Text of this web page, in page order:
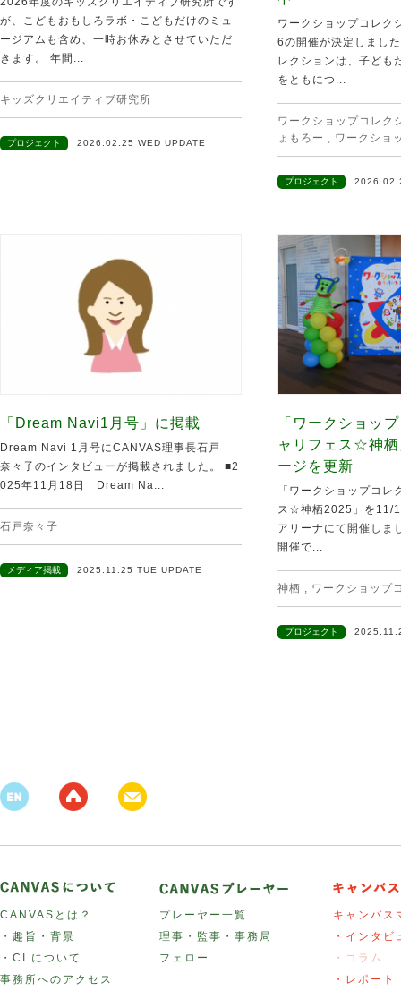
が、こどもおもしろラボ・こどもだけのミュ
ージアムも含め、一時お休みとさせていただ
きます。 年間...
キッズクリエイティブ研究所
プロジェクト 2026.02.25 WED UPDATE
ワークショップコレク
6の開催が決定しまし
レクションは、子ども
をともにつ...
ワークショップコレク
ょもろー , ワークショ
プロジェクト
「Dream Navi1月号」に掲載
Dream Navi 1月号にCANVAS理事長石戸
奈々子のインタビューが掲載されました。 ■2
025年11月18日 Dream Na...
石戸奈々子
メディア掲載 2025.11.25 TUE UPDATE
「ワークショッ
ャリフェス☆神
ージを更新
「ワークショップコ
ス☆神栖2025」を11/
アリーナにて開催しま
開催で...
神栖 , ワークショップ
プロジェクト
CANVASとは？
・趣旨・背景
・CI について
事務所へのアクセス
プレーヤー一覧
理事・監事・事務局
フェロー
キャンバス
・インタビ
・コラム
・レポート